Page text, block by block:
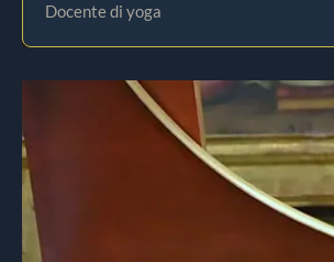
Docente di yoga